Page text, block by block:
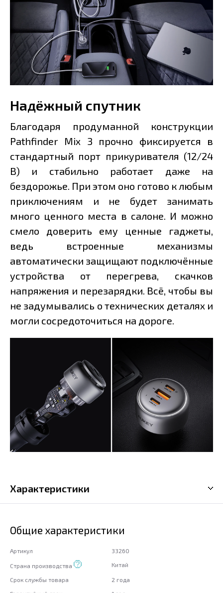
Надёжный спутник
Благодаря продуманной конструкции
Pathfinder Mix 3 прочно фиксируется в
стандартный порт прикуривателя (12/24
В) и стабильно работает даже на
бездорожье. При этом оно готово к любым
приключениям и не будет занимать
много ценного места в салоне. И можно
смело доверить ему ценные гаджеты,
ведь встроенные механизмы
автоматически защищают подключённые
устройства от перегрева, скачков
напряжения и перезарядки. Всё, чтобы вы
не задумывались о технических деталях и
могли сосредоточиться на дороге.
Характеристики
Общие характеристики
Артикул 33260
Страна производства Китай
Срок службы товара
2 года